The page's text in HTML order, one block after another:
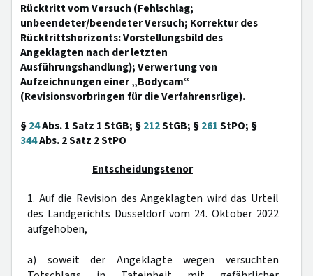
Rücktritt vom Versuch (Fehlschlag;
unbeendeter/beendeter Versuch; Korrektur des
Rücktrittshorizonts: Vorstellungsbild des
Angeklagten nach der letzten
Ausführungshandlung); Verwertung von
Aufzeichnungen einer „Bodycam“
(Revisionsvorbringen für die Verfahrensrüge).
§24Abs. 1 Satz 1 StGB; §212StGB; §261StPO; §
344Abs. 2 Satz 2 StPO
Entscheidungstenor
1. Auf die Revision des Angeklagten wird das Urteil
des Landgerichts Düsseldorf vom 24. Oktober 2022
aufgehoben,
a) soweit der Angeklagte wegen versuchten